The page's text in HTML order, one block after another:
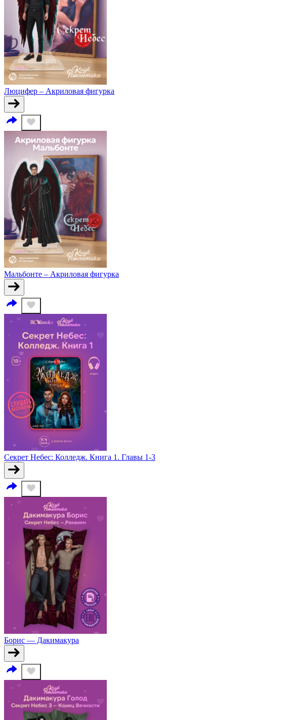
Люцифер – Акриловая фигурка
Мальбонте – Акриловая фигурка
Секрет Небес: Колледж. Книга 1. Главы 1-3
Борис — Дакимакура